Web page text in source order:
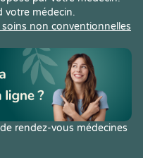
votre médecin.
non conventionnelles
rendez-vous médecines